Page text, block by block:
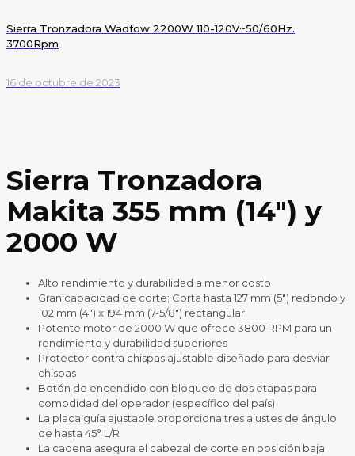
Sierra Tronzadora Wadfow 2200W 110-120V~50/60Hz.
3700Rpm
16 de octubre de 2023
Sierra Tronzadora
Makita 355 mm (14″) y
2000 W
Alto rendimiento y durabilidad a menor costo
Gran capacidad de corte; Corta hasta 127 mm (5″) redondo y
102 mm (4″) x 194 mm (7-5/8″) rectangular
Potente motor de 2000 W que ofrece 3800 RPM para un
rendimiento y durabilidad superiores
Protector contra chispas ajustable diseñado para desviar
chispas
Botón de encendido con bloqueo de dos etapas para
comodidad del operador (específico del país)
La placa guía ajustable proporciona tres ajustes de ángulo
de hasta 45° L/R
La cadena asegura el cabezal de corte en posición baja